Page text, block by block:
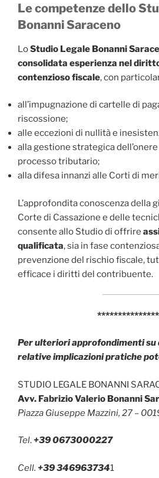
Le competenze dello
Bonanni Saraceno
LoStudio Legale Bonanni
consolidata esperienza nel
contenzioso fiscale, con
all’impugnazione di cartelle di
riscossione;
alle eccezioni di nullità e
alla gestione strategica
processo tributario;
alla difesa innanzi alle Corti di
L’approfondita conoscenza della
Corte di Cassazione e delle
consente allo Studio di offrire
qualificata, sia in fase
prevenzione del rischio fiscale,
efficace i diritti del contribuente.
Per ulteriori approfondimenti su
relative implicazioni pratiche
STUDIO LEGALE BONANNI
Avv. Fabrizio Valerio Bonanni
Piazza Giuseppe Mazzini, 27 –
Tel.+39 0673000227
Cell. +39 3469637341